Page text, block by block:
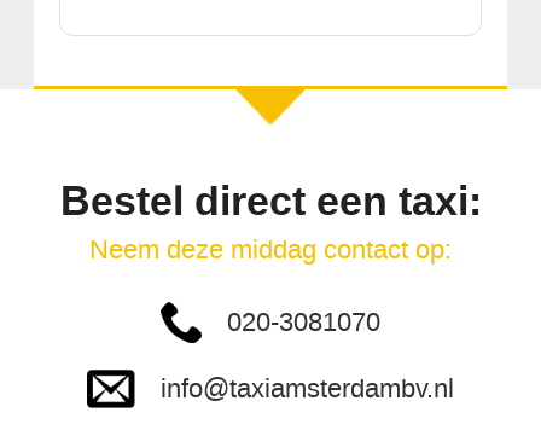
Bestel direct een taxi:
Neem deze middag contact op:
020-3081070
info@taxiamsterdambv.nl